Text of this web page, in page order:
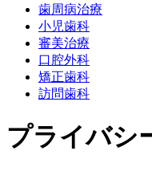
歯周病治療
小児歯科
審美治療
口腔外科
矯正歯科
訪問歯科
プライバシ